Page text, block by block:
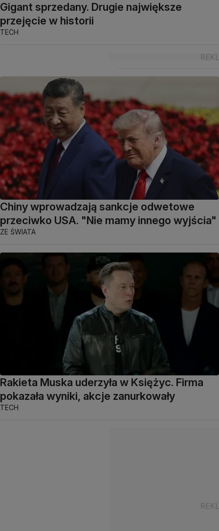
Gigant sprzedany. Drugie największe
przejęcie w historii
TECH
Chiny wprowadzają sankcje odwetowe
przeciwko USA. "Nie mamy innego wyjścia"
ZE ŚWIATA
Rakieta Muska uderzyła w Księżyc. Firma
pokazała wyniki, akcje zanurkowały
TECH